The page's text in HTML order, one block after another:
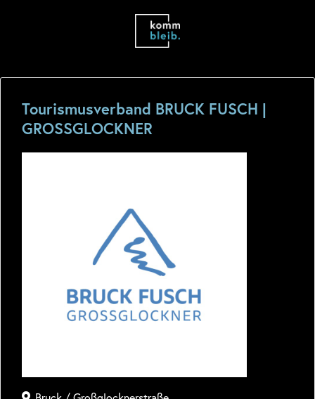
Tourismusverband BRUCK FUSCH |
GROSSGLOCKNER